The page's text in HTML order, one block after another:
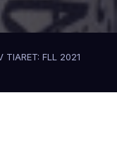
TIARET: FLL 2021 @